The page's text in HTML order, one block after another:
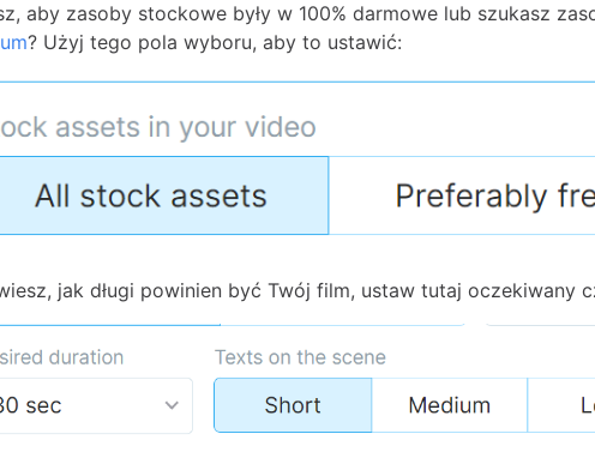
aby zasoby stockowe były w 100% darmowe lub szukasz
? Użyj tego pola wyboru, aby to ustawić:
jak długi powinien być Twój film, ustaw tutaj oczekiwany